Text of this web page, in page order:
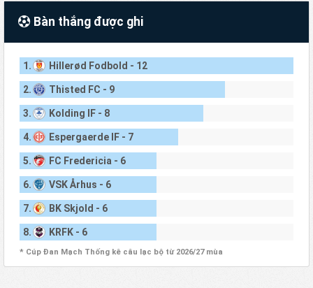
Bàn thắng được ghi
1. Hillerød Fodbold - 12
2. Thisted FC - 9
3. Kolding IF - 8
4. Espergaerde IF - 7
5. FC Fredericia - 6
6. VSK Århus - 6
7. BK Skjold - 6
8. KRFK - 6
* Cúp Đan Mạch Thống kê câu lạc bộ từ 2026/27 mùa